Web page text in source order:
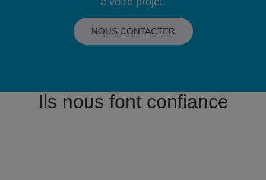
NOUS CONTACTER
Ils nous font confiance